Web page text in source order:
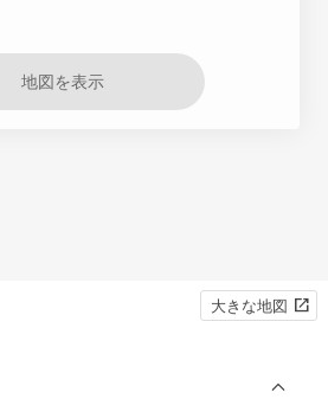
地図を表示
大きな地図